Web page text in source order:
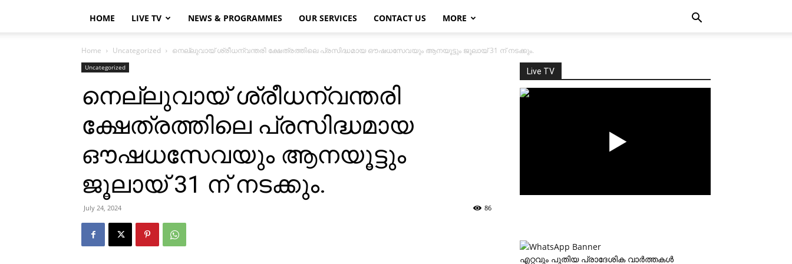
HOME LIVE TV NEWS & PROGRAMMES OUR SERVICES CONTACT US MORE
Home Uncategorized നെല്ലുവായ് ശ്രീധന്വന്തരി ക്ഷേത്രത്തിലെ പ്രസിദ്ധമായ ഔഷധസേവയും ആനയൂട്ടും ജൂലായ് 31 ന് നടക്കും.
Uncategorized
നെല്ലുവായ് ശ്രീധന്വന്തരി
ക്ഷേത്രത്തിലെ പ്രസിദ്ധമായ
ഔഷധസേവയും ആനയൂട്ടും
ജൂലായ് 31 ന് നടക്കും.
July 24, 2024 86
Live TV
എറ്റവും പുതിയ പ്രാദേശിക വാര്‍ത്തകള്‍